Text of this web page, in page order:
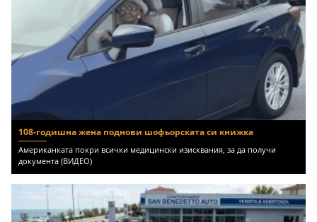
108-годишна жена поднови шофьорската си книжка
Американката покри всички медицински изисквания, за да получи
документа (ВИДЕО)